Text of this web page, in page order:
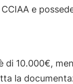
e
di 10.000€,
la